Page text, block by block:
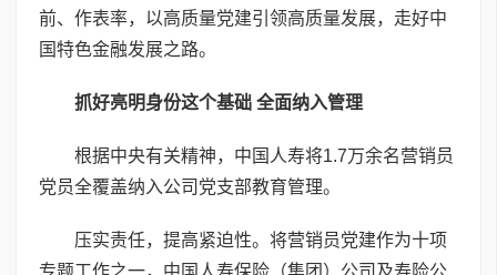
前、作表率，以高质量党建引领高质量发展，走好中
国特色金融发展之路。
抓好亮明身份这个基础 全面纳入管理
根据中央有关精神，中国人寿将1.7万余名营销员
党员全覆盖纳入公司党支部教育管理。
压实责任，提高紧迫性。将营销员党建作为十项
专题工作之一，中国人寿保险（集团）公司及寿险公